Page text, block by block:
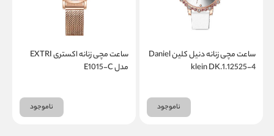
ساعت مچی زنانه دنیل کلین Daniel
klein DK.1.12525-4
ناموجود
ساعت مچی زنانه اکستری EXTRI
مدل E1015-C
ناموجود